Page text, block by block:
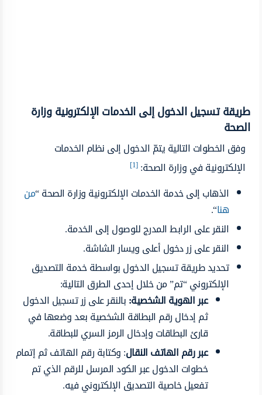
طريقة تسجيل الدخول إلى الخدمات الإلكترونية وزارة
الصحة
وفق الخطوات التالية يتمّ الدخول إلى نظام الخدمات
الإلكترونية في وزارة الصحة:[1]
الذهاب إلى خدمة الخدمات الإلكترونية وزارة الصحة “من
هنا“.
النقر على الرابط المدرج للوصول إلى الخدمة.
النقر على زر دخول أعلى ويسار الشاشة.
تحديد طريقة تسجيل الدخول بواسطة خدمة التصديق
الإلكتروني “تم” من خلال إحدى الطرق التالية:
عبر الهوية الشخصية:بالنقر على زر تسجيل الدخول
ثم إدخال رقم البطاقة الشخصية بعد وضعها في
قارئ البطاقات وإدخال الرمز السري للبطاقة.
عبر رقم الهاتف النقال: وكتابة رقم الهاتف ثم إتمام
خطوات الدخول عبر الكود المرسل للرقم الذي تم
تفعيل خاصية التصديق الإلكتروني فيه.